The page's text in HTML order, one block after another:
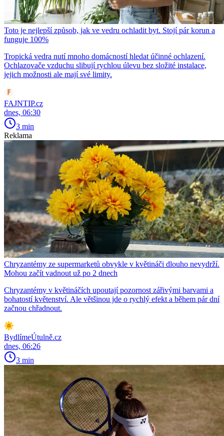
Toto je nejlepší způsob, jak ve vedru ochladit byt. Stojí pár korun a
funguje 100%
Tropická vedra nutí mnoho domácností hledat účinné ochlazení.
Ochlazovače vzduchu slibují rychlou úlevu bez složité instalace,
jejich možnosti ale mají své limity.
FAJNTIP.cz
dnes, 06:30
3 min
Reklama
Chryzantémy ze supermarketů obvykle v květináči dlouho nevydrží.
Mohou začít vadnout už po 2 dnech
Chryzantémy v květináčích upoutají pozornost zářivými barvami a
bohatostí květenství. Ale většinou jde o rychlý efekt a během pár dní
začnou chřadnout.
BydlímeÚtulně.cz
dnes, 06:26
3 min